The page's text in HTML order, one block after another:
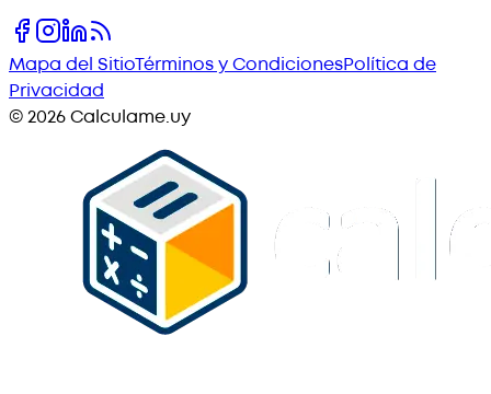
Mapa del SitioTérminos y CondicionesPolítica de
Privacidad
©2026Calculame.uy